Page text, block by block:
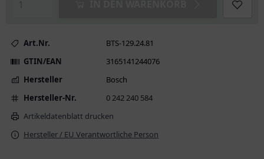
Art.Nr.
BTS-129.24.81
GTIN/EAN
3165141244076
Hersteller
Bosch
Hersteller-Nr.
0 242 240 584
Artikeldatenblatt drucken
Hersteller / EU Verantwortliche Person